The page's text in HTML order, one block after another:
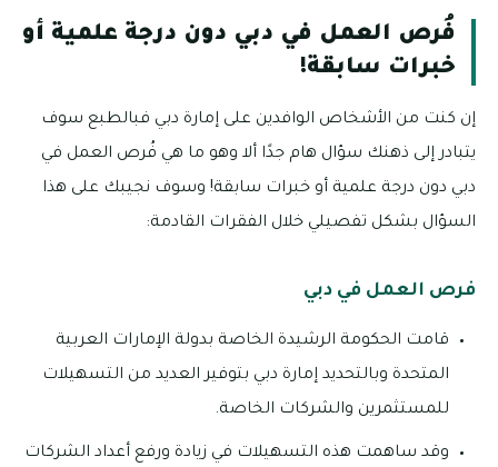
فُرص العمل في دبي دون درجة علمية أو
خبرات سابقة!
إن كنت من الأشخاص الوافدين على إمارة دبي فبالطبع سوف
يتبادر إلى ذهنك سؤال هام جدًا ألا وهو ما هي فُرص العمل في
دبي دون درجة علمية أو خبرات سابقة! وسوف نجيبك على هذا
السؤال بشكل تفصيلي خلال الفقرات القادمة:
فرص العمل في دبي
قامت الحكومة الرشيدة الخاصة بدولة الإمارات العربية
المتحدة وبالتحديد إمارة دبي بتوفير العديد من التسهيلات
للمستثمرين والشركات الخاصة.
وقد ساهمت هذه التسهيلات في زيادة ورفع أعداد الشركات